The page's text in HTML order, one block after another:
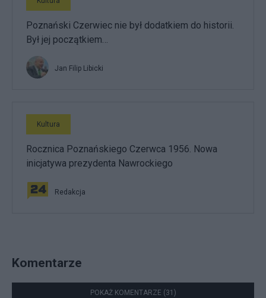
Poznański Czerwiec nie był dodatkiem do historii.
Był jej początkiem…
Jan Filip Libicki
Kultura
Rocznica Poznańskiego Czerwca 1956. Nowa
inicjatywa prezydenta Nawrockiego
Redakcja
Komentarze
POKAŻ KOMENTARZE (31)